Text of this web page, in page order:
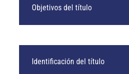
Objetivos del título
Identificación del título